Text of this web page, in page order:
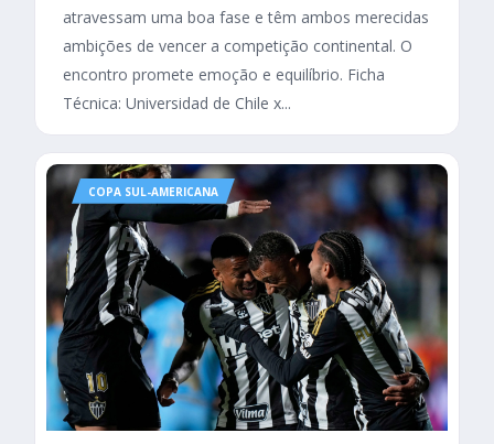
atravessam uma boa fase e têm ambos merecidas
ambições de vencer a competição continental. O
encontro promete emoção e equilíbrio. Ficha
Técnica: Universidad de Chile x...
COPA SUL-AMERICANA